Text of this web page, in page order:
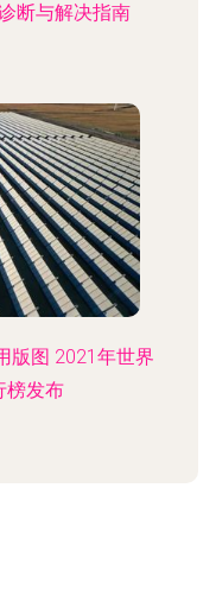
断与解决指南
版图 2021年世界
榜发布